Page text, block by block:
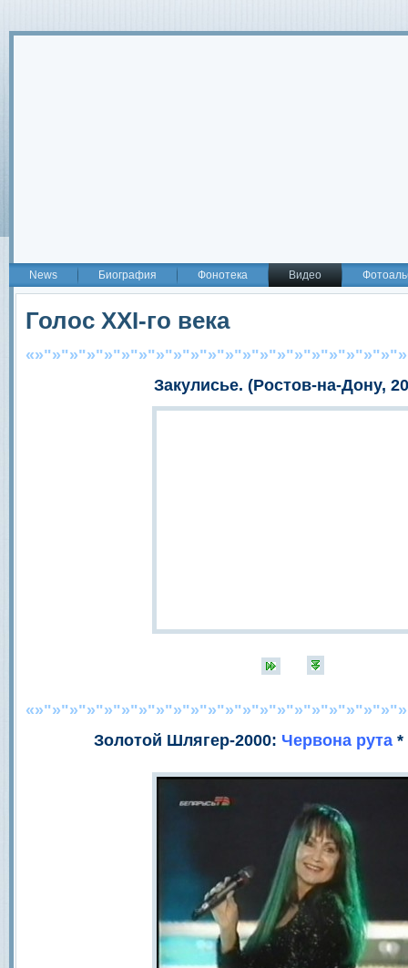
News Биография Фонотека Видео
Голос XXI-го века
Закулисье. (Ростов-на-Дону,
Золотой Шлягер-2000: Червона рута *